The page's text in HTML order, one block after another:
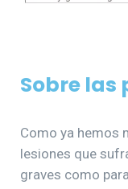
Sobre
Como ya hemos
lesiones que
graves como